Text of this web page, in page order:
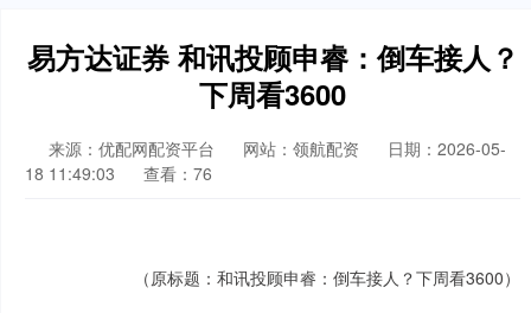
易方达证券 和讯投顾申睿：倒车接人？
下周看3600
来源：优配网配资平台 网站：领航配资
日期：2026-05-
18 11:49:03
查看：76
（原标题：和讯投顾申睿：倒车接人？下周看3600）